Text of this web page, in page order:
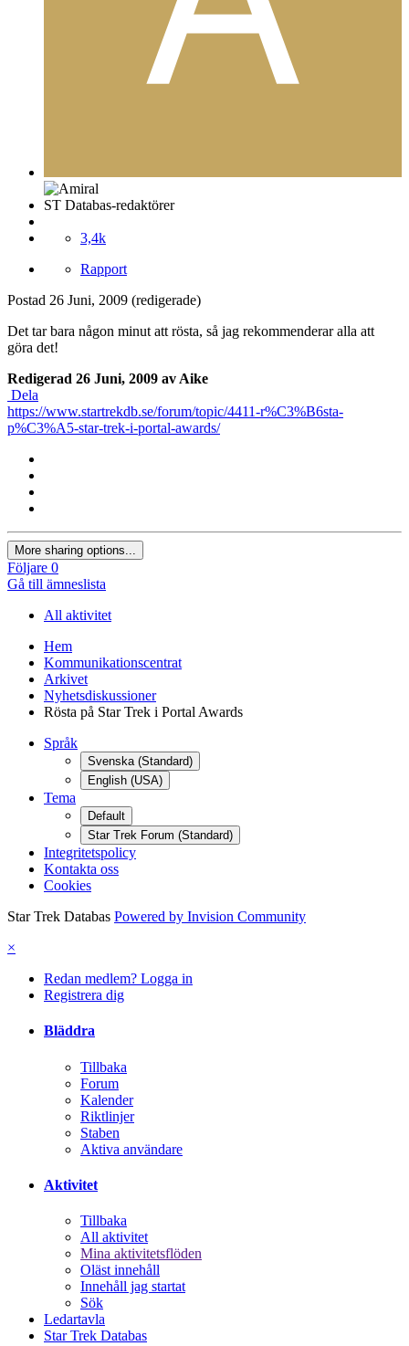
ST Databas-redaktörer
3,4k
Rapport
Postad 26 Juni, 2009 (redigerade)
Det tar bara någon minut att rösta, så jag rekommenderar alla att
göra det!
Redigerad 26 Juni, 2009 av Aike
Dela
https://www.startrekdb.se/forum/topic/4411-r%C3%B6sta-
p%C3%A5-star-trek-i-portal-awards/
More sharing options...
Följare 0
Gå till ämneslista
All aktivitet
Hem
Kommunikationscentrat
Arkivet
Nyhetsdiskussioner
Rösta på Star Trek i Portal Awards
Språk
Svenska (Standard)
English (USA)
Tema
Default
Star Trek Forum (Standard)
Integritetspolicy
Kontakta oss
Cookies
Star Trek Databas Powered by Invision Community
×
Redan medlem? Logga in
Registrera dig
Bläddra
Tillbaka
Forum
Kalender
Riktlinjer
Staben
Aktiva användare
Aktivitet
Tillbaka
All aktivitet
Mina aktivitetsflöden
Oläst innehåll
Innehåll jag startat
Sök
Ledartavla
Star Trek Databas